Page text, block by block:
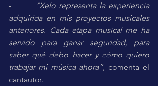
-
“Xelo representa la experiencia
adquirida en mis proyectos musicales
anteriores. Cada etapa musical me ha
servido para ganar seguridad, para
saber qué debo hacer y cómo quiero
trabajar mi música ahora”, comenta el
cantautor.